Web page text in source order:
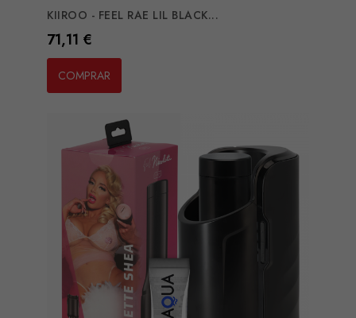
KIIROO - FEEL RAE LIL BLACK...
Preço
71,11 €
COMPRAR